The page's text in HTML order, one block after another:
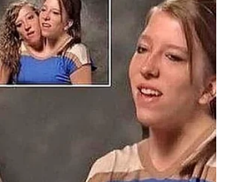
ne mora da se dokazuje –